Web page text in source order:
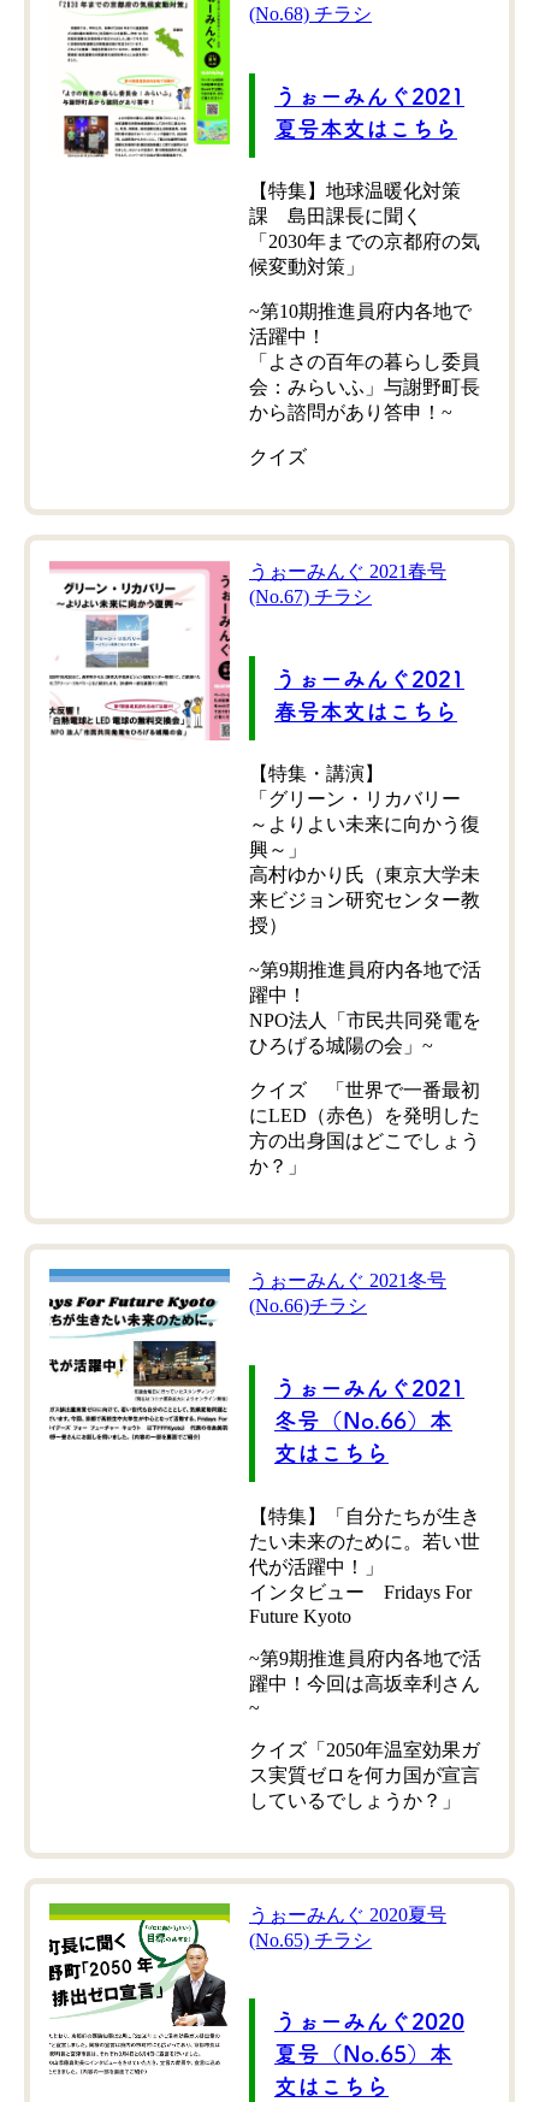
(No.68) チラシ
うぉーみんぐ2021
夏号本文はこちら
【特集】地球温暖化対策
課 島田課長に聞く
「2030年までの京都府の気
候変動対策」
~第10期推進員府内各地で
活躍中！
「よさの百年の暮らし委員
会：みらいふ」与謝野町長
から諮問があり答申！~
クイズ
うぉーみんぐ 2021春号
(No.67) チラシ
うぉーみんぐ2021
春号本文はこちら
【特集・講演】
「グリーン・リカバリー
～よりよい未来に向かう復
興～」
高村ゆかり氏（東京大学未
来ビジョン研究センター教
授）
~第9期推進員府内各地で活
躍中！
NPO法人「市民共同発電を
ひろげる城陽の会」~
クイズ 「世界で一番最初
にLED（赤色）を発明した
方の出身国はどこでしょう
か？」
うぉーみんぐ 2021冬号
(No.66)チラシ
うぉーみんぐ2021
冬号（No.66）本
文はこちら
【特集】「自分たちが生き
たい未来のために。若い世
代が活躍中！」
インタビュー Fridays For
Future Kyoto
~第9期推進員府内各地で活
躍中！今回は高坂幸利さん
~
クイズ「2050年温室効果ガ
ス実質ゼロを何カ国が宣言
しているでしょうか？」
うぉーみんぐ 2020夏号
(No.65) チラシ
うぉーみんぐ2020
夏号（No.65）本
文はこちら